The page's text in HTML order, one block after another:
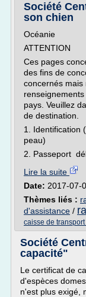
Société
son chien
Océanie
ATTENTION
Ces pages
des fins de
concernés mais
pays. Veuillez
de destination.
1. Identification
peau)
2. Passeport
Lire la suite
Date: 2017-07-
Thèmes liés :
d'assistance /
caisse de
Société
capacité"
Le certificat de
d'espèces
n'est plus exigé,